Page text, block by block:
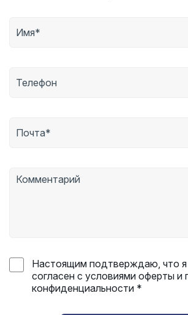
Настоящим подтверждаю, что я
согласен с условиями оферты и
конфиденциальности *